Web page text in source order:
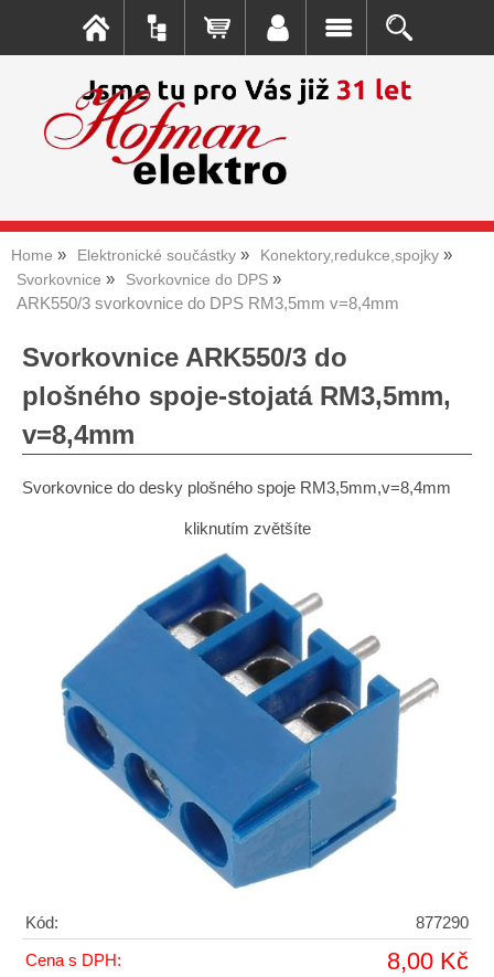
Home Elektronické součástky
Konektory,redukce,spojky
Svorkovnice
Svorkovnice do DPS
ARK550/3 svorkovnice do DPS RM3,5mm v=8,4mm
Svorkovnice ARK550/3 do
plošného spoje-stojatá RM3,5mm,
v=8,4mm
Svorkovnice do desky plošného spoje RM3,5mm,v=8,4mm
kliknutím zvětšíte
Kód: 877290
Cena s DPH: 8,00 Kč